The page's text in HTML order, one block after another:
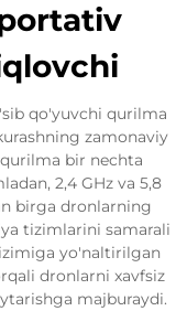
qo'yuvchi qurilma
zamonaviy
bir nechta
2,4 GHz va 5,8
birga dronlarning
tizimlarini samarali
yo'naltirilgan
dronlarni xavfsiz
majburaydi.